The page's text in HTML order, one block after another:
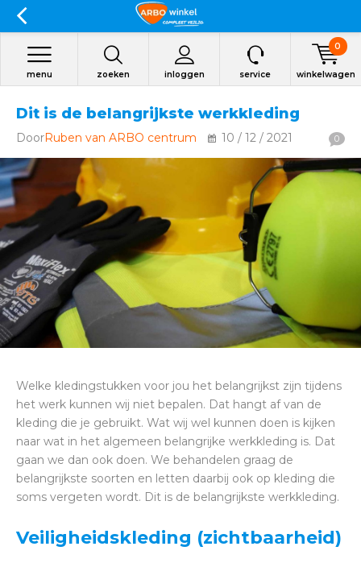
zoeken inloggen
menu service winkelwagen
0
Dit is de belangrijkste werkkleding
DoorRuben van ARBO centrum 10 / 12 / 2021 0
Welke kledingstukken voor jou het belangrijkst zijn tijdens
het werk kunnen wij niet bepalen. Dat hangt af van de
kleding die je gebruikt. Wat wij wel kunnen doen is kijken
naar wat in het algemeen belangrijke werkkleding is. Dat
gaan we dan ook doen. We behandelen graag de
belangrijkste soorten en letten daarbij ook op kleding die
soms vergeten wordt. Dit is de belangrijkste werkkleding.
Veiligheidskleding (zichtbaarheid)